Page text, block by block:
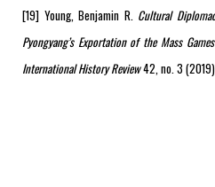
[19] Young, Benjamin R. Cultural
Pyongyang’s Exportation of the Mass
International History Review42, no. 3 (2019).